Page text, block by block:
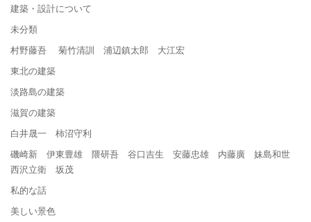
建築・設計について
未分類
村野藤吾 菊竹清訓 浦辺鎮太郎 大江宏
東北の建築
淡路島の建築
滋賀の建築
白井晟一 柿沼守利
磯崎新 伊東豊雄 隈研吾 谷口吉生 安藤忠雄 内藤廣 妹島和世
西沢立衛 坂茂
私的な話
美しい景色